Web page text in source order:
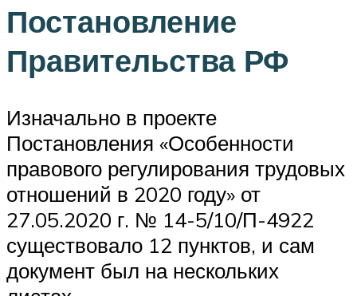
Постановление
Правительства РФ
Изначально в проекте
Постановления «Особенности
правового регулирования трудовых
отношений в 2020 году» от
27.05.2020 г. № 14-5/10/П-4922
существовало 12 пунктов, и сам
документ был на нескольких